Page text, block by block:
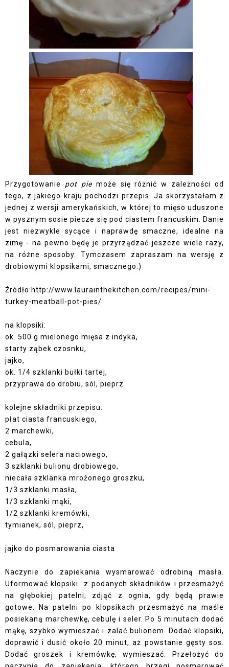
Przygotowanie pot piemoże się różnić w zależności od
tego, z jakiego kraju pochodzi przepis. Ja skorzystałam z
jednej z wersji amerykańskich, w której to mięso uduszone
w pysznym sosie piecze się pod ciastem francuskim. Danie
jest niezwykle sycące i naprawdę smaczne, idealne na
zimę - na pewno będę je przyrządzać jeszcze wiele razy,
na różne sposoby. Tymczasem zapraszam na wersję z
drobiowymi klopsikami, smacznego:)
Źródło:http://www.laurainthekitchen.com/recipes/mini-
turkey-meatball-pot-pies/
na klopsiki:
ok. 500 g mielonego mięsa z indyka,
starty ząbek czosnku,
jajko,
ok. 1/4 szklanki bułki tartej,
przyprawa do drobiu, sól, pieprz
kolejne składniki przepisu:
płat ciasta francuskiego,
2 marchewki,
cebula,
2 gałązki selera naciowego,
3 szklanki bulionu drobiowego,
niecała szklanka mrożonego groszku,
1/3 szklanki masła,
1/3 szklanki mąki,
1/2 szklanki kremówki,
tymianek, sól, pieprz,
jajko do posmarowania ciasta
Naczynie do zapiekania wysmarować odrobiną masła.
Uformować klopsiki z podanych składników i przesmażyć
na głębokiej patelni; zdjąć z ognia, gdy będą prawie
gotowe. Na patelni po klopsikach przesmażyć na maśle
posiekaną marchewkę, cebulę i seler. Po 5 minutach dodać
mąkę, szybko wymieszać i zalać bulionem. Dodać klopsiki,
doprawić i dusić około 20 minut, aż powstanie gęsty sos.
Dodać groszek i kremówkę, wymieszać. Przełożyć do